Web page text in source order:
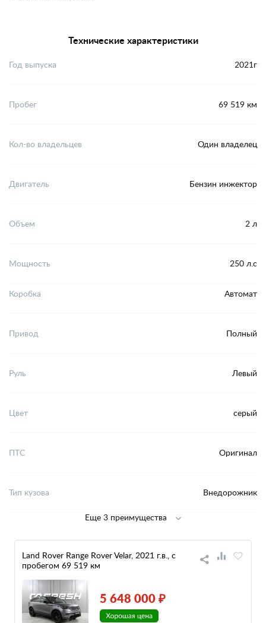
Технические характеристики
Год выпуска 2021г
Пробег 69 519 км
Кол-во владельцев Один владелец
Двигатель Бензин инжектор
Объем 2 л
Мощность 250 л.с
Коробка Автомат
Привод Полный
Руль Левый
Цвет серый
ПТС Оригинал
Тип кузова Внедорожник
Еще 3 преимущества
Land Rover Range Rover Velar, 2021 г.в., с
пробегом 69 519 км
5 648 000 ₽